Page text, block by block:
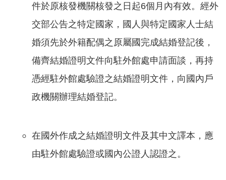
件於原核發機關核發之日起6個月內有效。經外
交部公告之特定國家，國人與特定國家人士結
婚須先於外籍配偶之原屬國完成結婚登記後，
備齊結婚證明文件向駐外館處申請面談，再持
憑經駐外館處驗證之結婚證明文件，向國內戶
政機關辦理結婚登記。
在國外作成之結婚證明文件及其中文譯本，應
由駐外館處驗證或國內公證人認證之。